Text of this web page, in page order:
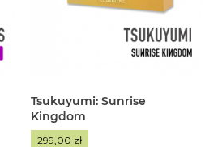
Tsukuyumi: Sunrise
Kingdom
299,00 zł